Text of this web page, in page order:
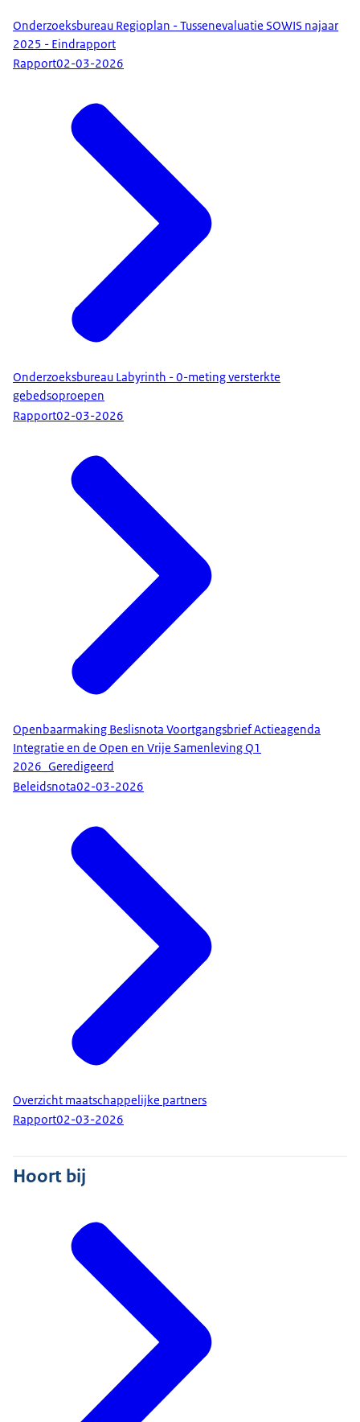
Onderzoeksbureau Regioplan - Tussenevaluatie SOWIS najaar
2025 - Eindrapport
Rapport02-03-2026
Onderzoeksbureau Labyrinth - 0-meting versterkte
gebedsoproepen
Rapport02-03-2026
Openbaarmaking Beslisnota Voortgangsbrief Actieagenda
Integratie en de Open en Vrije Samenleving Q1
2026_Geredigeerd
Beleidsnota02-03-2026
Overzicht maatschappelijke partners
Rapport02-03-2026
Hoort bij